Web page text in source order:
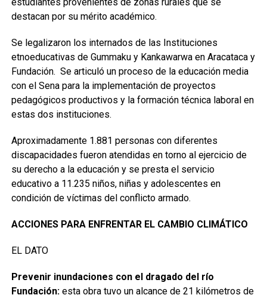
destacan por su mérito académico.
Se legalizaron los internados de las Instituciones
etnoeducativas de Gummaku y Kankawarwa en Aracataca y
Fundación. Se articuló un proceso de la educación media
con el Sena para la implementación de proyectos
pedagógicos productivos y la formación técnica laboral en
estas dos instituciones.
Aproximadamente 1.881 personas con diferentes
discapacidades fueron atendidas en torno al ejercicio de
su derecho a la educación y se presta el servicio
educativo a 11.235 niños, niñas y adolescentes en
condición de víctimas del conflicto armado.
ACCIONES PARA ENFRENTAR EL CAMBIO CLIMÁTICO
EL DATO
Prevenir inundaciones con el dragado del río
Fundación: esta obra tuvo un alcance de 21 kilómetros de